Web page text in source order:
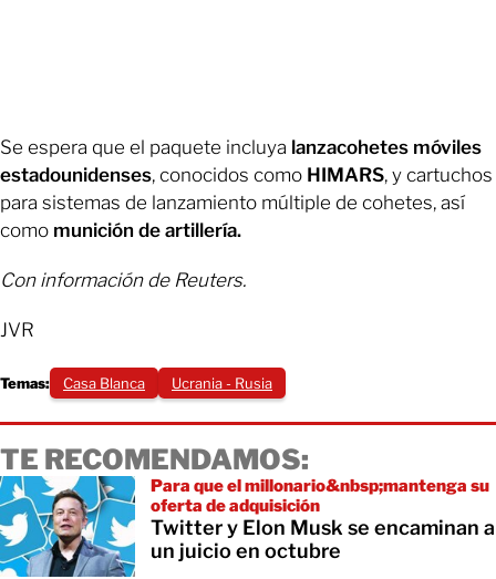
Se espera que el paquete incluya lanzacohetes móviles
estadounidenses, conocidos como HIMARS, y cartuchos
para sistemas de lanzamiento múltiple de cohetes, así
como munición de artillería.
Con información de Reuters.
JVR
Temas: Casa Blanca Ucrania - Rusia
TE RECOMENDAMOS:
Para que el millonario&nbsp;mantenga su
oferta de adquisición
Twitter y Elon Musk se encaminan a
un juicio en octubre